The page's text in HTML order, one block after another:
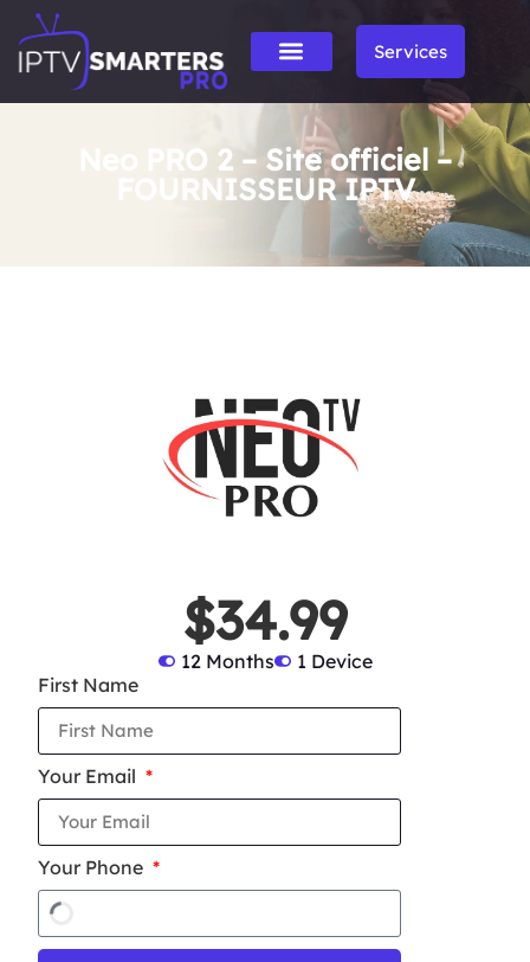
Services
Neo PRO 2 – Site officiel –
FOURNISSEUR IPTV
$34.99
12 Months
1 Device
First Name
Your Email
Your Phone